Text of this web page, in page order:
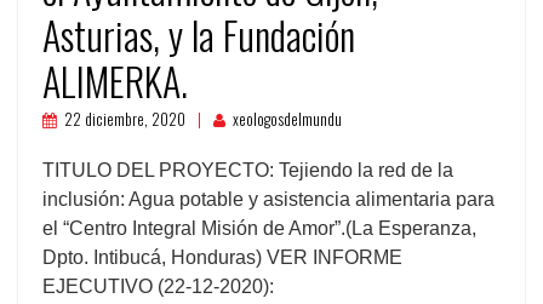
Asturias, y la Fundación
ALIMERKA.
22 diciembre, 2020 xeologosdelmundu
TITULO DEL PROYECTO: Tejiendo la red de la
inclusión: Agua potable y asistencia alimentaria para
el “Centro Integral Misión de Amor”.(La Esperanza,
Dpto. Intibucá, Honduras) VER INFORME
EJECUTIVO (22-12-2020):